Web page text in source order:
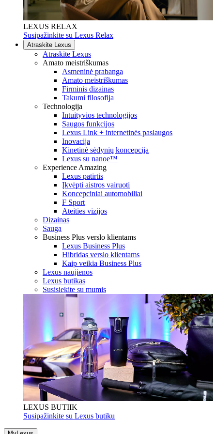
LEXUS RELAX
Susipažinkite su Lexus Relax
Atraskite Lexus
Atraskite Lexus
Amato meistriškumas
Asmeninė prabanga
Amato meistriškumas
Firminis dizainas
Takumi filosofija
Technologija
Intuityvios technologijos
Saugos funkcijos
Lexus Link + internetinės paslaugos
Inovacija
Kinetinė sėdynių koncepcija
Lexus su nanoe™
Experience Amazing
Lexus patirtis
Įkvėpti aistros vairuoti
Koncepciniai automobiliai
F Sport
Ateities vizijos
Dizainas
Sauga
Business Plus verslo klientams
Lexus Business Plus
Hibridas verslo klientams
Kaip veikia Business Plus
Lexus naujienos
Lexus butikas
Susisiekite su mumis
LEXUS BUTIIK
Susipažinkite su Lexus butiku